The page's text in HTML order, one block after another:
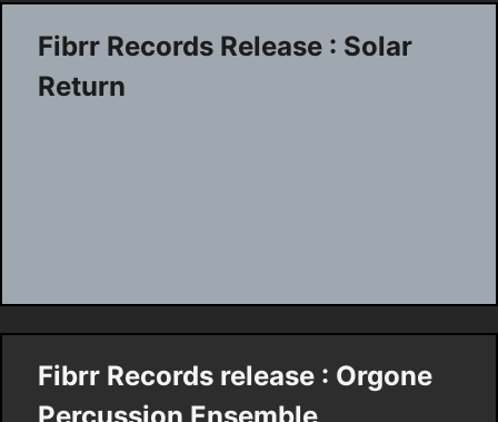
Fibrr Records Release : Solar
Return
Fibrr Records release : Orgone